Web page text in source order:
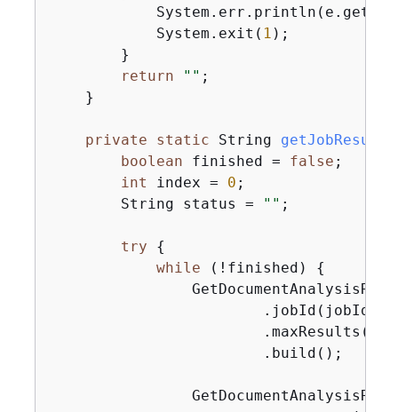
            System.exit(
1 );
        }
return
"" ;
    }
private static String getJobResults
boolean finished = false ;
int index = 0 ;
        String status =
"" ;
try
{
while (!finished) {
                        .jobId(jobId)
                        .maxResults(
                        .build();